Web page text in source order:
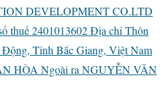
DEVELOPMENT CO.LTD
thuế 2401013602 Địa chỉ Thôn
Tỉnh Bắc Giang, Việt Nam
HÒA Ngoài ra NGUYỄN VĂN